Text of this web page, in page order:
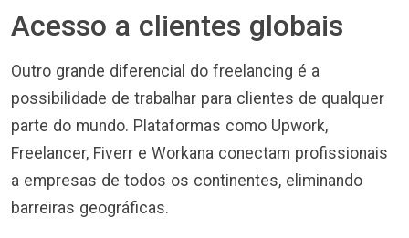
Acesso a clientes globais
Outro grande diferencial do freelancing é a
possibilidade de trabalhar para clientes de qualquer
parte do mundo. Plataformas como Upwork,
Freelancer, Fiverr e Workana conectam profissionais
a empresas de todos os continentes, eliminando
barreiras geográficas.